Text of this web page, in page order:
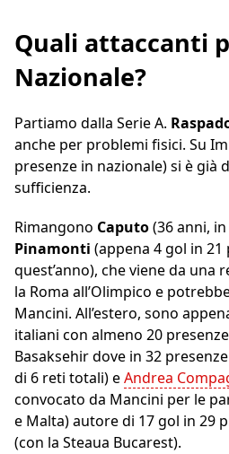
Quali attaccanti
Nazionale?
Partiamo dalla Serie A.
anche per problemi fisici. Su
presenze in nazionale) si è già
sufficienza.
Rimangono Caputo(36 anni,
Pinamonti (appena 4 gol in 21
quest’anno), che viene da
la Roma all’Olimpico e
Mancini. All’estero, sono
italiani con almeno 20
Basaksehir dove in 32
di 6 reti totali) eAndrea
convocato da Mancini per le
e Malta) autore di 17 gol in 29
(con la Steaua Bucarest).